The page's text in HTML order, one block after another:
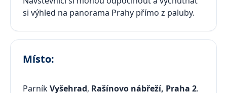
si výhled na panorama Prahy přímo z paluby.
Místo:
ParníkVyšehrad, Rašínovo nábřeží, Praha 2.